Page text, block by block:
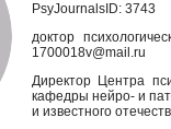
PsyJournalsID: 3743
доктор
1700018v@mail.ru
Директор Центра
кафедры нейро- и
и известного